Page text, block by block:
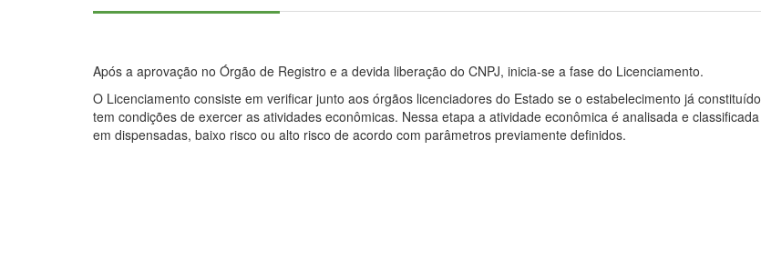
Após a aprovação no Órgão de Registro e a devida liberação do CNPJ, inicia-se a fase do Licenciamento.
O Licenciamento consiste em verificar junto aos órgãos licenciadores do Estado se o estabelecimento já constituído
tem condições de exercer as atividades econômicas. Nessa etapa a atividade econômica é analisada e classificada
em dispensadas, baixo risco ou alto risco de acordo com parâmetros previamente definidos.